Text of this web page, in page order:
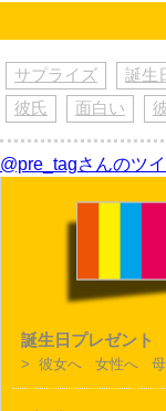
サプライズ 誕生
彼氏
面白い
@pre_tagさんのツ
誕生日プレゼント
> 彼女へ 女性へ